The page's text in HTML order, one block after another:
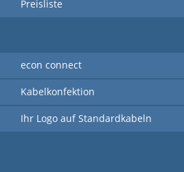
Preisliste
econ connect
Kabelkonfektion
Ihr Logo auf Standardkabeln